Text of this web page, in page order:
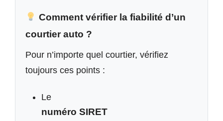
Comment vérifier la fiabilité d’un
courtier auto ?
Pour n’importe quel courtier, vérifiez
toujours ces points :
Le
numéro SIRET